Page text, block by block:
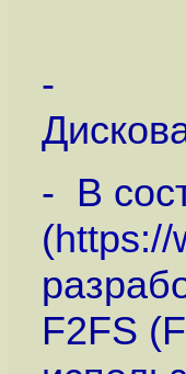
-
- В
(https://
F2FS